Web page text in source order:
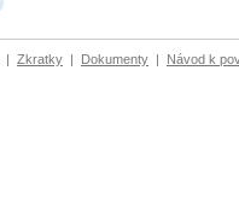
| Zkratky | Dokumenty | Návod k